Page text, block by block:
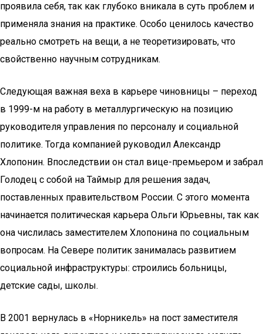
проявила себя, так как глубоко вникала в суть проблем и
применяла знания на практике. Особо ценилось качество
реально смотреть на вещи, а не теоретизировать, что
свойственно научным сотрудникам.
Следующая важная веха в карьере чиновницы – переход
в 1999-м на работу в металлургическую на позицию
руководителя управления по персоналу и социальной
политике. Тогда компанией руководил Александр
Хлопонин. Впоследствии он стал вице-премьером и забрал
Голодец с собой на Таймыр для решения задач,
поставленных правительством России. С этого момента
начинается политическая карьера Ольги Юрьевны, так как
она числилась заместителем Хлопонина по социальным
вопросам. На Севере политик занималась развитием
социальной инфраструктуры: строились больницы,
детские сады, школы.
В 2001 вернулась в «Норникель» на пост заместителя